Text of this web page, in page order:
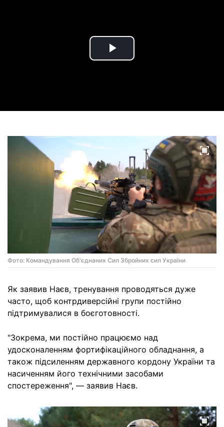
Play
Фото: Командування Об'єднаних Сил Збройних сил України
Як заявив Наєв, тренування проводяться дуже
часто, щоб контрдиверсійні групи постійно
підтримувалися в боєготовності.
"Зокрема, ми постійно працюємо над
удосконаленням фортифікаційного обладнання, а
також підсиленням державного кордону України та
насиченням його технічними засобами
спостереження", — заявив Наєв.